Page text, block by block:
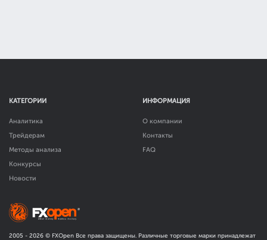
КАТЕГОРИИ
Аналитика
Трейдерам
Методы анализа
Конкурсы
Новости
ИНФОРМАЦИЯ
О компании
Контакты
FAQ
2005 - 2026 © FXOpen Все права защищены. Различные торговые марки принадлежат